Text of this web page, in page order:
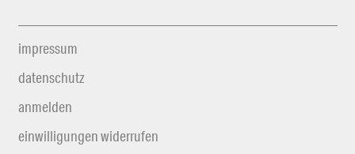
impressum
datenschutz
anmelden
einwilligungen widerrufen